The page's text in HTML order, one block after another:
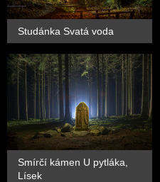
Studánka Svatá voda
Smírčí kámen U pytláka,
Lísek